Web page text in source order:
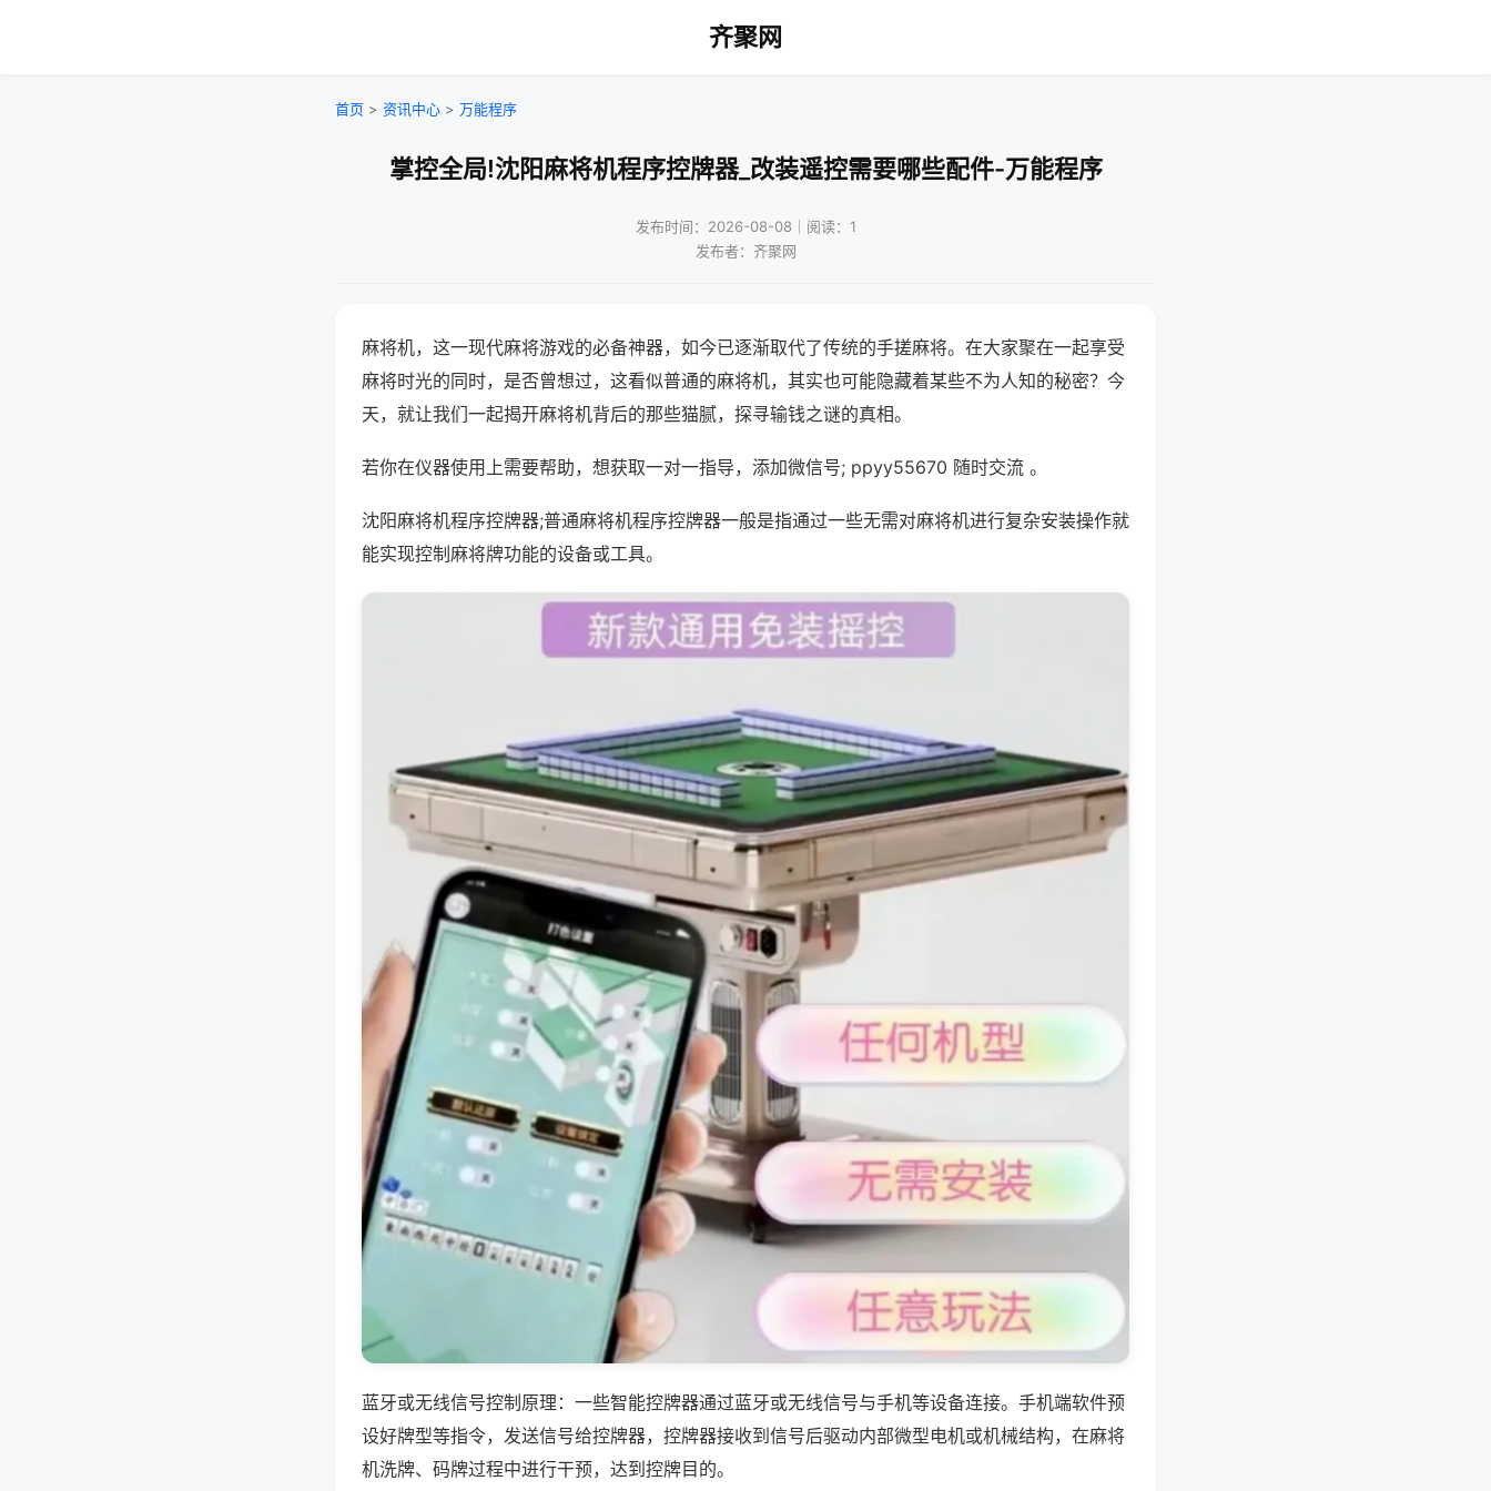
齐聚网
首页 > 资讯中心 > 万能程序
掌控全局!沈阳麻将机程序控牌器_改装遥控需要哪些配件-万能程序
发布时间：2026-08-08｜阅读：1
发布者：齐聚网
麻将机，这一现代麻将游戏的必备神器，如今已逐渐取代了传统的手搓麻将。在大家聚在一起享受
麻将时光的同时，是否曾想过，这看似普通的麻将机，其实也可能隐藏着某些不为人知的秘密？今
天，就让我们一起揭开麻将机背后的那些猫腻，探寻输钱之谜的真相。
若你在仪器使用上需要帮助，想获取一对一指导，添加微信号; ppyy55670 随时交流 。
沈阳麻将机程序控牌器;普通麻将机程序控牌器一般是指通过一些无需对麻将机进行复杂安装操作就
能实现控制麻将牌功能的设备或工具。
蓝牙或无线信号控制原理：一些智能控牌器通过蓝牙或无线信号与手机等设备连接。手机端软件预
设好牌型等指令，发送信号给控牌器，控牌器接收到信号后驱动内部微型电机或机械结构，在麻将
机洗牌、码牌过程中进行干预，达到控牌目的。